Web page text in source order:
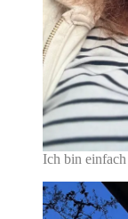
Ich bin